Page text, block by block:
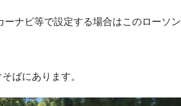
ナビ等で設定する場合はこのローソン
ばにあります。